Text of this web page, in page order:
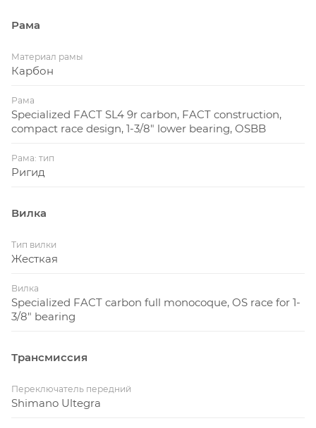
Рама
Материал рамы
Карбон
Рама
Specialized FACT SL4 9r carbon, FACT construction,
compact race design, 1-3/8" lower bearing, OSBB
Рама: тип
Ригид
Вилка
Тип вилки
Жесткая
Вилка
Specialized FACT carbon full monocoque, OS race for 1-
3/8" bearing
Трансмиссия
Переключатель передний
Shimano Ultegra